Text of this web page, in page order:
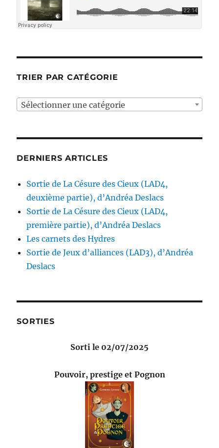
TRIER PAR CATÉGORIE
Sélectionner une catégorie
DERNIERS ARTICLES
Sortie de La Césure des Cieux (LAD4,
deuxième partie), d’Andréa Deslacs
Sortie de La Césure des Cieux (LAD4,
première partie), d’Andréa Deslacs
Les carnets des Hydres
Sortie de Jeux d’alliances (LAD3), d’Andréa
Deslacs
SORTIES
Sorti le 02/07/2025
Pouvoir, prestige et Pognon